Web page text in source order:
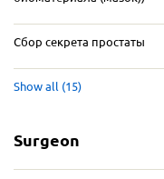
Сбор секрета простаты
Show all (15)
Surgeon